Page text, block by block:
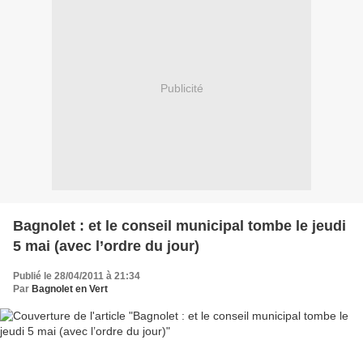
Publicité
Bagnolet : et le conseil municipal tombe le jeudi
5 mai (avec l’ordre du jour)
Publié le 28/04/2011 à 21:34
Par Bagnolet en Vert